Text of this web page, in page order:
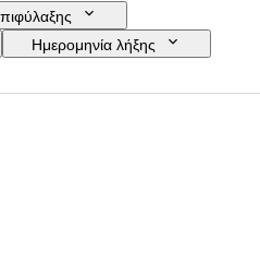
Ημερομηνία λήξης